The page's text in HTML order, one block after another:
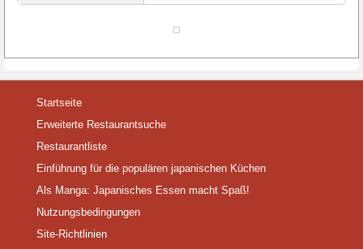
Startseite
Erweiterte Restaurantsuche
Restaurantliste
Einführung für die populären japanischen Küchen
Als Manga: Japanisches Essen macht Spaß!
Nutzungsbedingungen
Site-Richtlinien